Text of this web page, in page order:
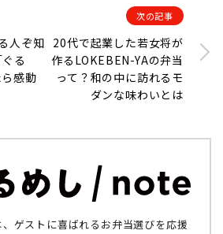
人ぞ知
る
感動
次の記事
20代で起業した若女将が
作るLOKEBEN-YAの弁当
って？和の中に訪れるモ
ダンな味わいとは
ゲストに喜ばれるお弁当選びを応援